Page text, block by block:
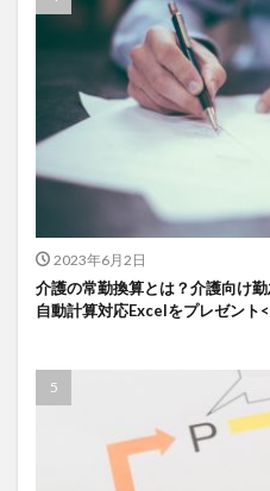
2023年6月2日
介護の常勤換算とは？介護向け
自動計算対応Excelをプレゼント<